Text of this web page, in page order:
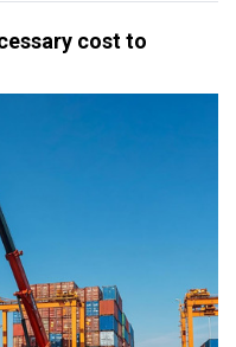
cost to